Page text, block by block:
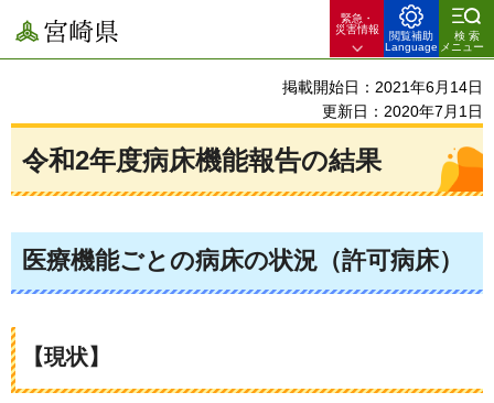
宮崎県
緊急・
災害情報
閲覧補助
Language
検索
メニュー
掲載開始日：2021年6月14日
更新日：2020年7月1日
令和2年度病床機能報告の結果
医療機能ごとの病床の状況（許可病床）
【現状】